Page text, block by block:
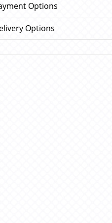
Options
Options